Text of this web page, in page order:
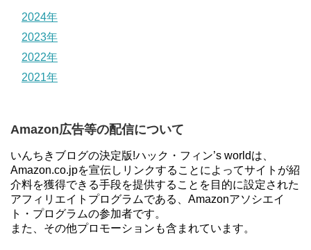
2024年
2023年
2022年
2021年
Amazon広告等の配信について
いんちきブログの決定版!ハック・フィン’s worldは、
Amazon.co.jpを宣伝しリンクすることによってサイトが紹
介料を獲得できる手段を提供することを目的に設定された
アフィリエイトプログラムである、Amazonアソシエイ
ト・プログラムの参加者です。
また、その他プロモーションも含まれています。